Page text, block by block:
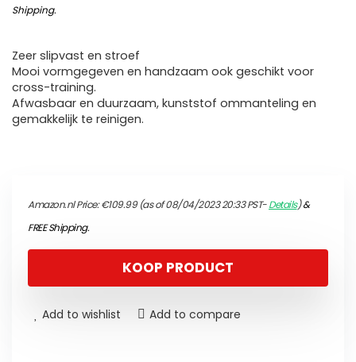
Shipping.
Zeer slipvast en stroef
Mooi vormgegeven en handzaam ook geschikt voor
cross-training.
Afwasbaar en duurzaam, kunststof ommanteling en
gemakkelijk te reinigen.
Amazon.nl Price:€109.99(as of 08/04/2023 20:33 PST-Details)&
FREE Shipping.
KOOP PRODUCT
Add to wishlist Add to compare